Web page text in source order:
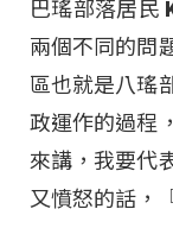
巴瑤部落居民
兩個不同的問
區也就是八瑤
政運作的過程
來講，我要代
又憤怒的話，